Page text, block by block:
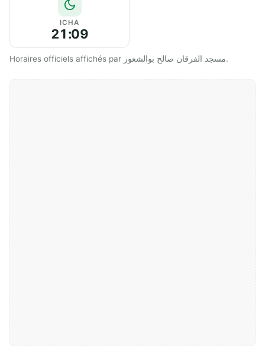
ICHA
21:09
Horaires officiels affichés par مسجد الفرقان صالح بوالشعور.